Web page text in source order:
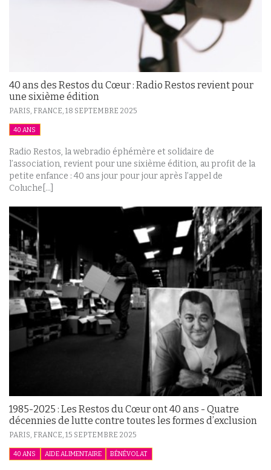
40 ans des Restos du Cœur : Radio Restos revient pour
une sixième édition
PARIS, FRANCE, 18 SEPTEMBRE 2025
40 ANS
Radio Restos, la webradio éphémère et solidaire de
l’association, revient pour une sixième édition, au profit de la
petite enfance : 40 ans jour pour jour après l’appel de
Coluche[...]
1985-2025 : Les Restos du Cœur ont 40 ans - Quatre
décennies de lutte contre toutes les formes d’exclusion
PARIS, FRANCE, 15 SEPTEMBRE 2025
40 ANS AIDE ALIMENTAIRE BÉNÉVOLAT